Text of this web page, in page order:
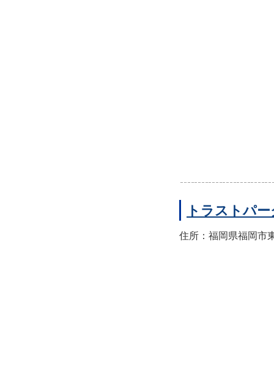
トラストパ
住所：福岡県福岡市